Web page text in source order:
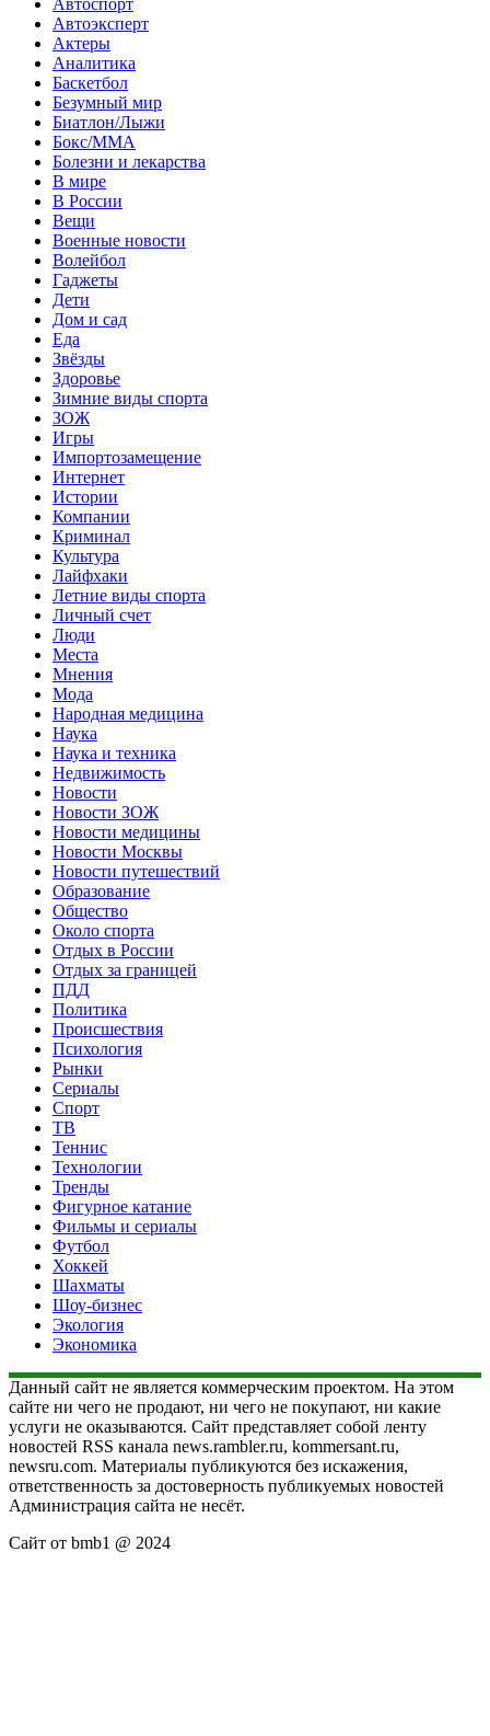
Автоэксперт
Актеры
Аналитика
Баскетбол
Безумный мир
Биатлон/Лыжи
Бокс/MMA
Болезни и лекарства
В мире
В России
Вещи
Военные новости
Волейбол
Гаджеты
Дети
Дом и сад
Еда
Звёзды
Здоровье
Зимние виды спорта
ЗОЖ
Игры
Импортозамещение
Интернет
Истории
Компании
Криминал
Культура
Лайфхаки
Летние виды спорта
Личный счет
Люди
Места
Мнения
Мода
Народная медицина
Наука
Наука и техника
Недвижимость
Новости
Новости ЗОЖ
Новости медицины
Новости Москвы
Новости путешествий
Образование
Общество
Около спорта
Отдых в России
Отдых за границей
ПДД
Политика
Происшествия
Психология
Рынки
Сериалы
Спорт
ТВ
Теннис
Технологии
Тренды
Фигурное катание
Фильмы и сериалы
Футбол
Хоккей
Шахматы
Шоу-бизнес
Экология
Экономика
Данный сайт не является коммерческим проектом. На этом
сайте ни чего не продают, ни чего не покупают, ни какие
услуги не оказываются. Сайт представляет собой ленту
новостей RSS канала news.rambler.ru, kommersant.ru,
newsru.com. Материалы публикуются без искажения,
ответственность за достоверность публикуемых новостей
Администрация сайта не несёт.
Сайт от bmb1 @ 2024